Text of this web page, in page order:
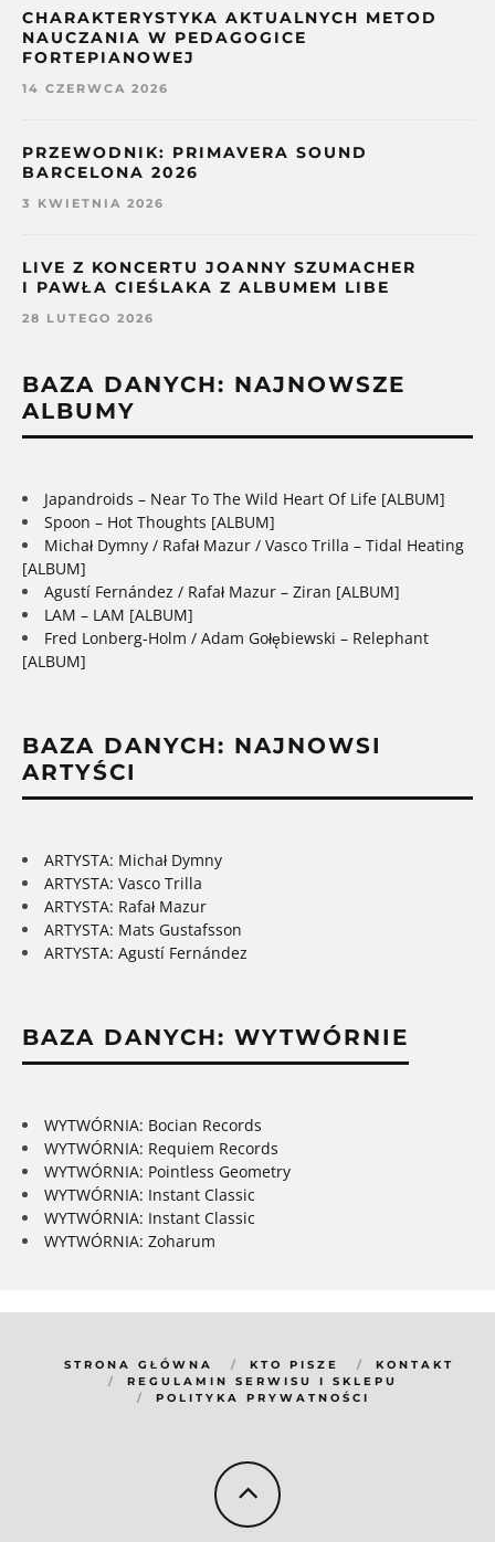
CHARAKTERYSTYKA AKTUALNYCH METOD
NAUCZANIA W PEDAGOGICE
FORTEPIANOWEJ
14 CZERWCA 2026
PRZEWODNIK: PRIMAVERA SOUND
BARCELONA 2026
3 KWIETNIA 2026
LIVE Z KONCERTU JOANNY SZUMACHER
I PAWŁA CIEŚLAKA Z ALBUMEM LIBE
28 LUTEGO 2026
BAZA DANYCH: NAJNOWSZE
ALBUMY
Japandroids – Near To The Wild Heart Of Life [ALBUM]
Spoon – Hot Thoughts [ALBUM]
Michał Dymny / Rafał Mazur / Vasco Trilla – Tidal Heating
[ALBUM]
Agustí Fernández / Rafał Mazur – Ziran [ALBUM]
LAM – LAM [ALBUM]
Fred Lonberg-Holm / Adam Gołębiewski – Relephant
[ALBUM]
BAZA DANYCH: NAJNOWSI
ARTYŚCI
ARTYSTA: Michał Dymny
ARTYSTA: Vasco Trilla
ARTYSTA: Rafał Mazur
ARTYSTA: Mats Gustafsson
ARTYSTA: Agustí Fernández
BAZA DANYCH: WYTWÓRNIE
WYTWÓRNIA: Bocian Records
WYTWÓRNIA: Requiem Records
WYTWÓRNIA: Pointless Geometry
WYTWÓRNIA: Instant Classic
WYTWÓRNIA: Instant Classic
WYTWÓRNIA: Zoharum
STRONA GŁÓWNA KTO PISZE
KONTAKT
REGULAMIN SERWISU I SKLEPU
POLITYKA PRYWATNOŚCI